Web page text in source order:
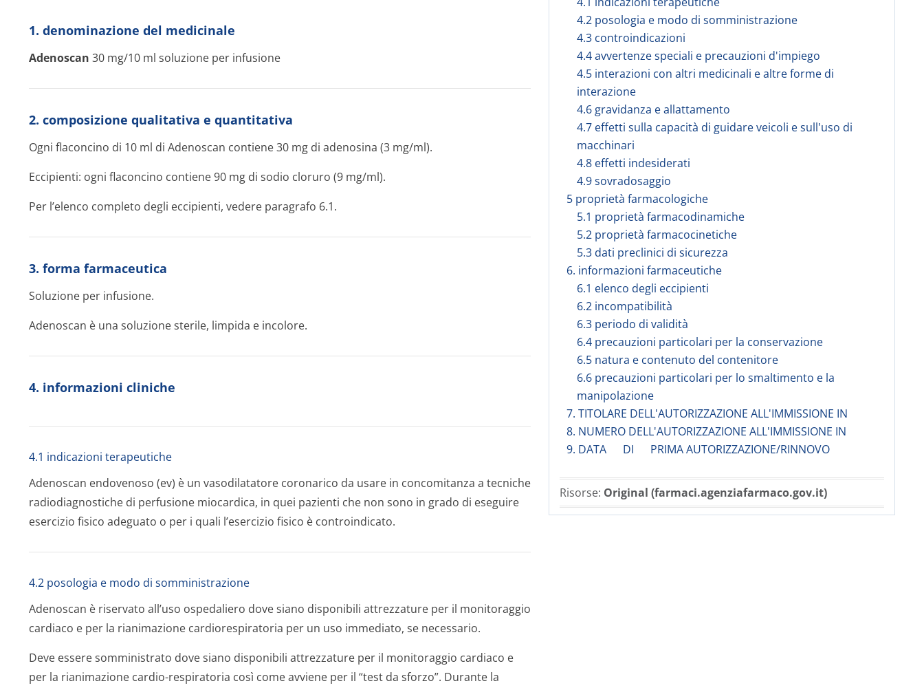
4.2 posologia e modo di somministrazione
4.3 controindicazioni
4.4 avvertenze speciali e precauzioni d'impiego
4.5 interazioni con altri medicinali e altre forme di
interazione
4.6 gravidanza e allattamento
4.7 effetti sulla capacità di guidare veicoli e sull'uso di
macchinari
4.8 effetti indesiderati
4.9 sovradosaggio
5 proprietà farmacologiche
5.1 proprietà farmacodinamiche
5.2 proprietà farmacocinetiche
5.3 dati preclinici di sicurezza
6. informazioni farmaceutiche
6.1 elenco degli eccipienti
6.2 incompatibilità
6.3 periodo di validità
6.4 precauzioni particolari per la conservazione
6.5 natura e contenuto del contenitore
6.6 precauzioni particolari per lo smaltimento e la
manipolazione
7. TITOLARE DELL'AUTORIZZAZIONE ALL'IMMISSIONE IN
8. NUMERO DELL'AUTORIZZAZIONE ALL'IMMISSIONE IN
9. DATA DI PRIMA AUTORIZZAZIONE/RINNOVO
Risorse: Original (farmaci.agenziafarmaco.gov.it)
1. denominazione del medicinale
Adenoscan 30 mg/10 ml soluzione per infusione
2. composizione qualitativa e quantitativa
Ogni flaconcino di 10 ml di Adenoscan contiene 30 mg di adenosina (3 mg/ml).
Eccipienti: ogni flaconcino contiene 90 mg di sodio cloruro (9 mg/ml).
Per l’elenco completo degli eccipienti, vedere paragrafo 6.1.
3. forma farmaceutica
Soluzione per infusione.
Adenoscan è una soluzione sterile, limpida e incolore.
4. informazioni cliniche
4.1 indicazioni terapeutiche
Adenoscan endovenoso (ev) è un vasodilatatore coronarico da usare in concomitanza a tecniche
radiodiagnostiche di perfusione miocardica, in quei pazienti che non sono in grado di eseguire
esercizio fisico adeguato o per i quali l’esercizio fisico è controindicato.
4.2 posologia e modo di somministrazione
Adenoscan è riservato all’uso ospedaliero dove siano disponibili attrezzature per il monitoraggio
cardiaco e per la rianimazione cardiorespiratoria per un uso immediato, se necessario.
Deve essere somministrato dove siano disponibili attrezzature per il monitoraggio cardiaco e
per la rianimazione cardio-respiratoria così come avviene per il “test da sforzo”. Durante la